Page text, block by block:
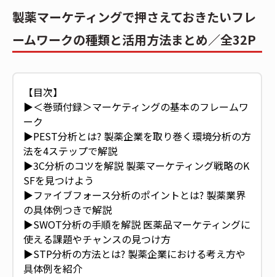
製薬マーケティングで押さえておきたいフレ
ームワークの種類と活用方法まとめ／全32P
【目次】
▶︎＜巻頭付録＞マーケティングの基本のフレームワ
ーク
▶︎PEST分析とは? 製薬企業を取り巻く環境分析の方
法を4ステップで解説
▶︎3C分析のコツを解説 製薬マーケティング戦略のK
SFを見つけよう
▶︎ファイブフォース分析のポイントとは? 製薬業界
の具体例つきで解説
▶︎SWOT分析の手順を解説 医薬品マーケティングに
使える課題やチャンスの見つけ方
▶︎STP分析の方法とは? 製薬企業における考え方や
具体例を紹介